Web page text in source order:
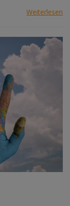
Weiterlesen